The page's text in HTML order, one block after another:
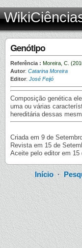
Genótipo
Referência : Moreira, C.
Autor: Catarina Moreira
Editor: José Feijó
Composição genética
uma ou várias
hereditária dessas
Criada em 9 de
Revista em 15 de
Aceite pelo editor em 15
Início·